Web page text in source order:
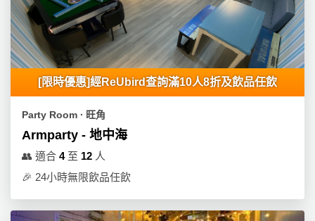
[限時優惠]經ReUbird查詢滿10人8折及飲品任飲
Party Room ∙ 旺角
Armparty - 地中海
👥 適合 4至 12 人
🎉 24小時無限飲品任飲